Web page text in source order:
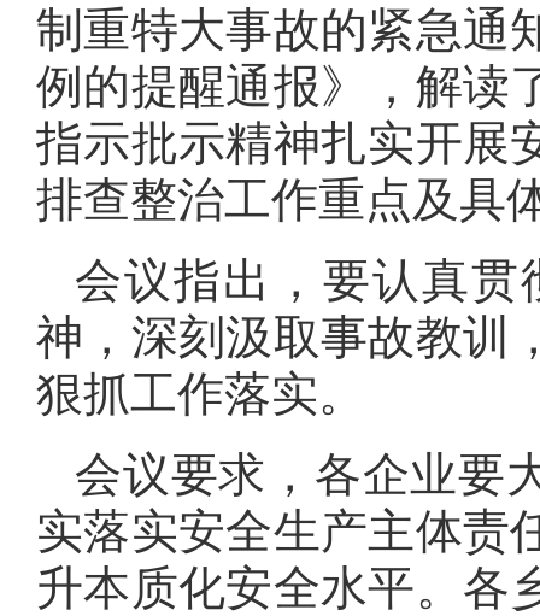
制重特大事故的紧急通
例的提醒通报》，解读
指示批示精神扎实开展
排查整治工作重点及具
会议指出，要认真
神，深刻汲取事故教训
狠抓工作落实。
会议要求，各企业要
实落实安全生产主体责
升本质化安全水平。各